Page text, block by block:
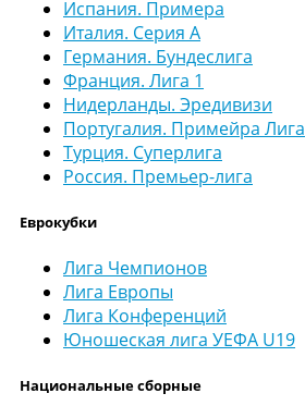
Испания. Примера
Италия. Серия А
Германия. Бундеслига
Франция. Лига 1
Нидерланды. Эредивизи
Португалия. Примейра Лига
Турция. Суперлига
Россия. Премьер-лига
Еврокубки
Лига Чемпионов
Лига Европы
Лига Конференций
Юношеская лига УЕФА U19
Национальные сборные